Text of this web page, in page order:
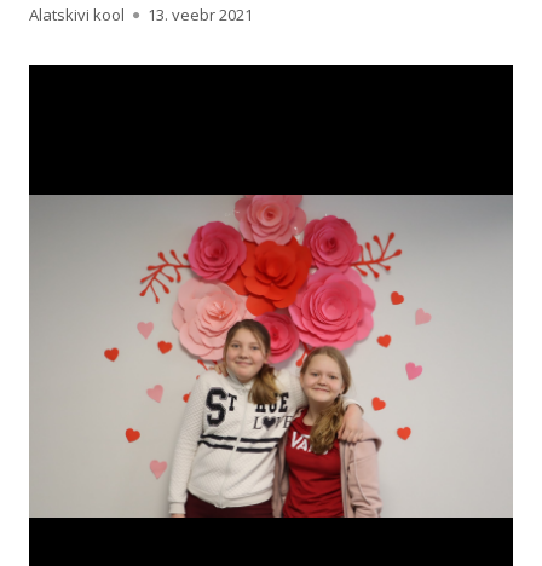
Author
Alatskivi kool
Published
13. veebr 2021